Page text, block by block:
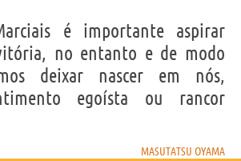
é importante aspirar
no entanto e de modo
deixar nascer em nós,
egoísta ou rancor
MASUTATSU OYAMA